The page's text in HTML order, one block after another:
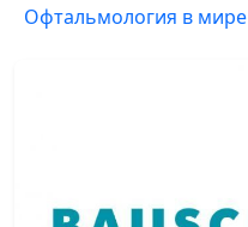
Офтальмология в мире